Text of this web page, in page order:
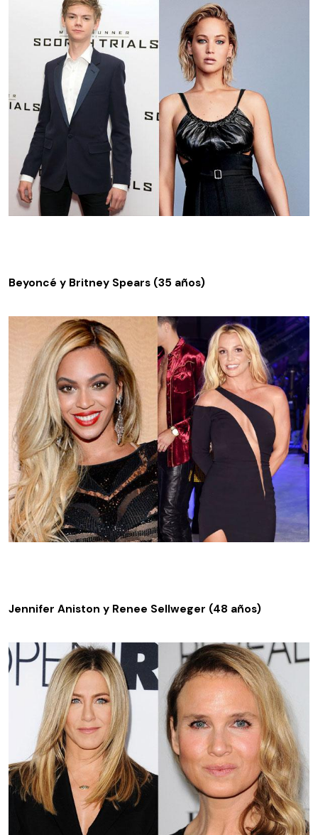
Beyoncé y Britney Spears (35 años)
Jennifer Aniston y Renee Sellweger (48 años)